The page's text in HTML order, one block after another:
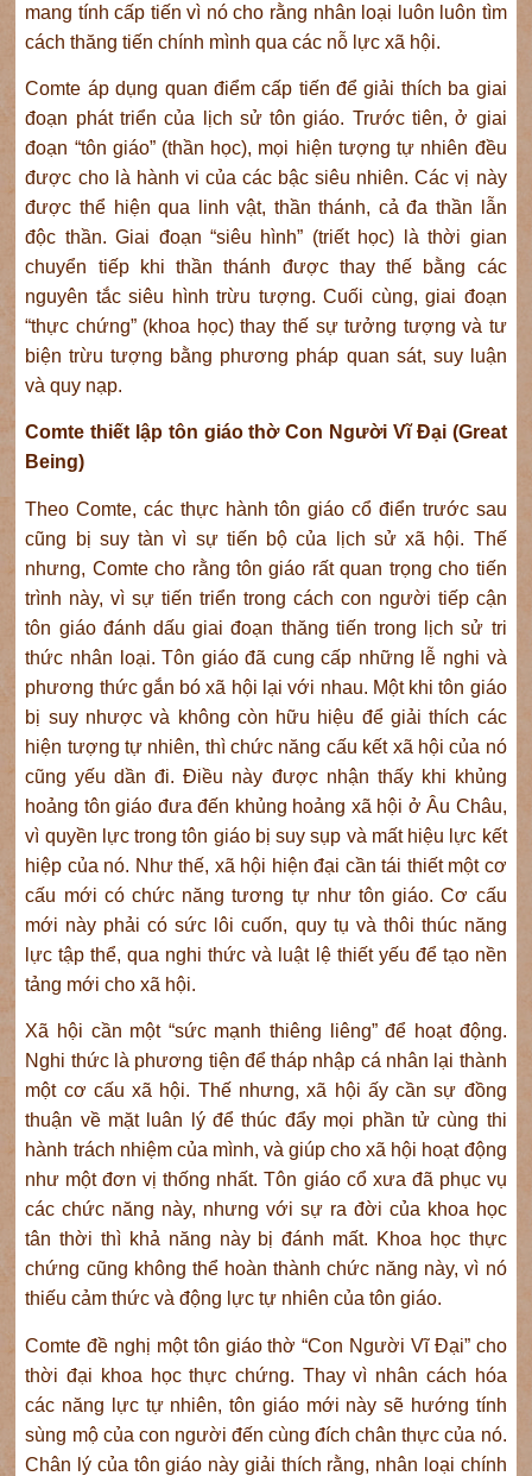
mang tính cấp tiến vì nó cho rằng nhân loại luôn luôn tìm
cách thăng tiến chính mình qua các nỗ lực xã hội.
Comte áp dụng quan điểm cấp tiến để giải thích ba giai
đoạn phát triển của lịch sử tôn giáo. Trước tiên, ở giai
đoạn “tôn giáo” (thần học), mọi hiện tượng tự nhiên đều
được cho là hành vi của các bậc siêu nhiên. Các vị này
được thể hiện qua linh vật, thần thánh, cả đa thần lẫn
độc thần. Giai đoạn “siêu hình” (triết học) là thời gian
chuyển tiếp khi thần thánh được thay thế bằng các
nguyên tắc siêu hình trừu tượng. Cuối cùng, giai đoạn
“thực chứng” (khoa học) thay thế sự tưởng tượng và tư
biện trừu tượng bằng phương pháp quan sát, suy luận
và quy nạp.
Comte thiết lập tôn giáo thờ Con Người Vĩ Đại (Great
Being)
Theo Comte, các thực hành tôn giáo cổ điển trước sau
cũng bị suy tàn vì sự tiến bộ của lịch sử xã hội. Thế
nhưng, Comte cho rằng tôn giáo rất quan trọng cho tiến
trình này, vì sự tiến triển trong cách con người tiếp cận
tôn giáo đánh dấu giai đoạn thăng tiến trong lịch sử tri
thức nhân loại. Tôn giáo đã cung cấp những lễ nghi và
phương thức gắn bó xã hội lại với nhau. Một khi tôn giáo
bị suy nhược và không còn hữu hiệu để giải thích các
hiện tượng tự nhiên, thì chức năng cấu kết xã hội của nó
cũng yếu dần đi. Điều này được nhận thấy khi khủng
hoảng tôn giáo đưa đến khủng hoảng xã hội ở Âu Châu,
vì quyền lực trong tôn giáo bị suy sụp và mất hiệu lực kết
hiệp của nó. Như thế, xã hội hiện đại cần tái thiết một cơ
cấu mới có chức năng tương tự như tôn giáo. Cơ cấu
mới này phải có sức lôi cuốn, quy tụ và thôi thúc năng
lực tập thể, qua nghi thức và luật lệ thiết yếu để tạo nền
tảng mới cho xã hội.
Xã hội cần một “sức mạnh thiêng liêng” để hoạt động.
Nghi thức là phương tiện để tháp nhập cá nhân lại thành
một cơ cấu xã hội. Thế nhưng, xã hội ấy cần sự đồng
thuận về mặt luân lý để thúc đẩy mọi phần tử cùng thi
hành trách nhiệm của mình, và giúp cho xã hội hoạt động
như một đơn vị thống nhất. Tôn giáo cổ xưa đã phục vụ
các chức năng này, nhưng với sự ra đời của khoa học
tân thời thì khả năng này bị đánh mất. Khoa học thực
chứng cũng không thể hoàn thành chức năng này, vì nó
thiếu cảm thức và động lực tự nhiên của tôn giáo.
Comte đề nghị một tôn giáo thờ “Con Người Vĩ Đại” cho
thời đại khoa học thực chứng. Thay vì nhân cách hóa
các năng lực tự nhiên, tôn giáo mới này sẽ hướng tính
sùng mộ của con người đến cùng đích chân thực của nó.
Chân lý của tôn giáo này giải thích rằng, nhân loại chính